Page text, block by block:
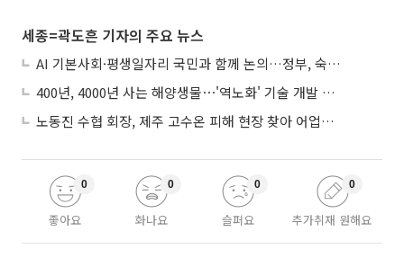
세종=곽도흔 기자의 주요 뉴스
AI 기본사회·평생일자리 국민과 함께 논의…정부, 숙의공론화 착수
400년, 4000년 사는 해양생물⋯'역노화' 기술 개발 추진
노동진 수협 회장, 제주 고수온 피해 현장 찾아 어업인 지원 점검
좋아요
0
화나요
0
슬퍼요
0
추가취재 원해요
0